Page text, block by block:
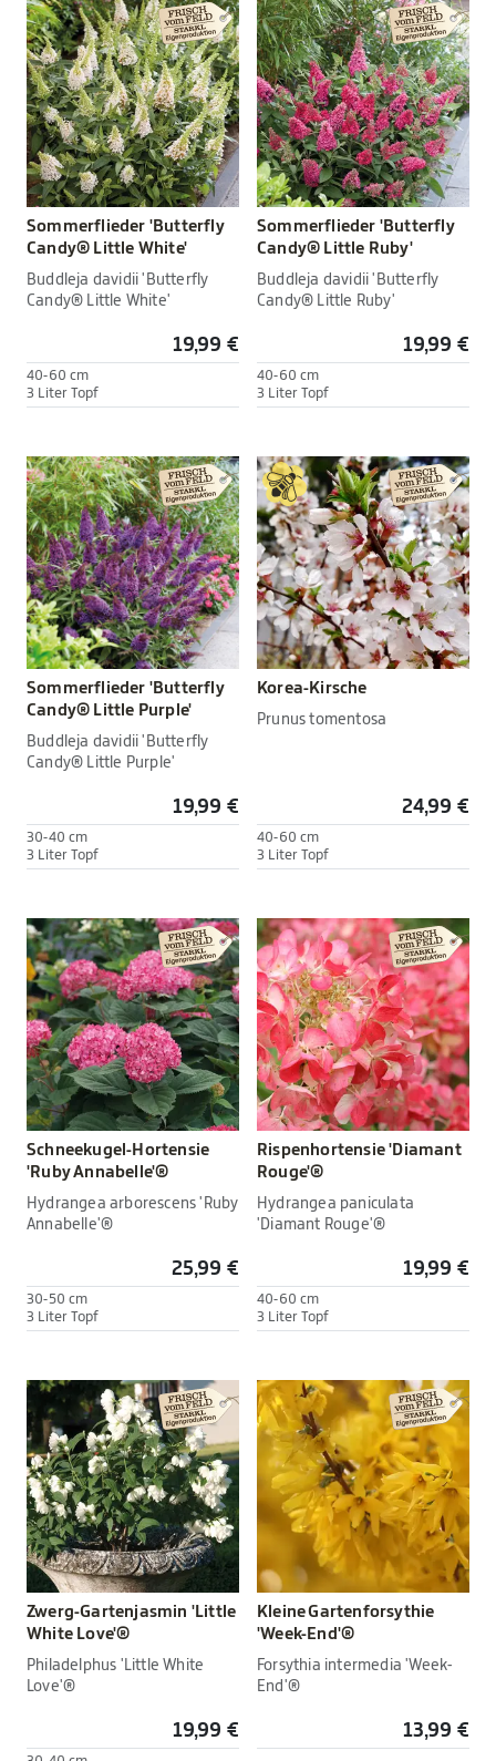
Sommerflieder 'Butterfly
Candy® Little White'
Buddleja davidii 'Butterfly
Candy® Little White'
19,99 €
40-60 cm
3 Liter Topf
Sommerflieder 'Butterfly
Candy® Little Ruby'
Buddleja davidii 'Butterfly
Candy® Little Ruby'
19,99 €
40-60 cm
3 Liter Topf
Sommerflieder 'Butterfly
Candy® Little Purple'
Buddleja davidii 'Butterfly
Candy® Little Purple'
19,99 €
30-40 cm
3 Liter Topf
Korea-Kirsche
Prunus tomentosa
24,99 €
40-60 cm
3 Liter Topf
Schneekugel-Hortensie
'Ruby Annabelle'®
Hydrangea arborescens 'Ruby
Annabelle'®
25,99 €
30-50 cm
3 Liter Topf
Rispenhortensie 'Diamant
Rouge'®
Hydrangea paniculata
'Diamant Rouge'®
19,99 €
40-60 cm
3 Liter Topf
Zwerg-Gartenjasmin 'Little
White Love'®
Philadelphus 'Little White
Love'®
19,99 €
Kleine Gartenforsythie
'Week-End'®
Forsythia intermedia 'Week-
End'®
13,99 €